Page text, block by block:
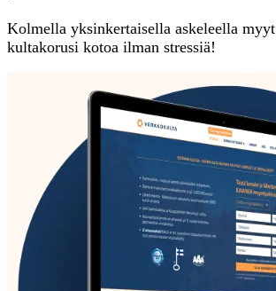
Kolmella yksinkertaisella askeleella myyt
kultakorusi kotoa ilman stressiä!